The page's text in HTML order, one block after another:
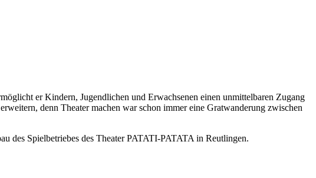
er Kin­dern, Jugend­li­chen und Erwach­se­nen einen unmit­tel­ba­ren Zugang
denn Thea­ter­ ma­chen war schon immer eine Grat­wan­de­rung zwi­schen
des Spielbetriebes des Theater PATATI-PATATA in Reutlingen.